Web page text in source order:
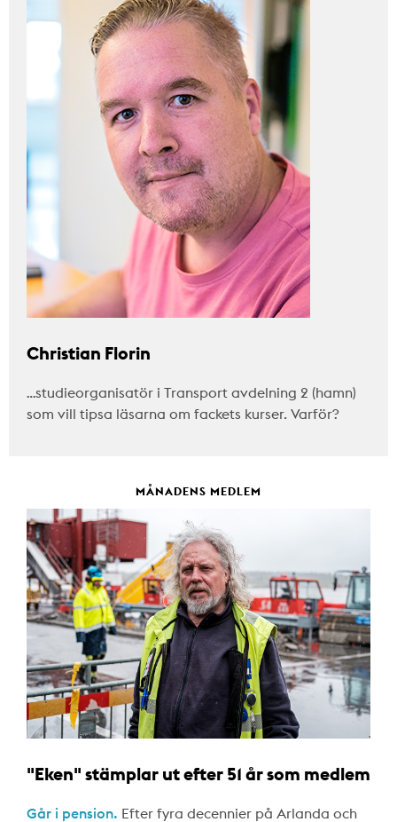
Christian Florin
…studieorganisatör i Transport avdelning 2 (hamn)
som vill tipsa läsarna om fackets kurser. Varför?
MÅNADENS MEDLEM
"Eken" stämplar ut efter 51 år som medlem
Går i pension. Efter fyra decennier på Arlanda och